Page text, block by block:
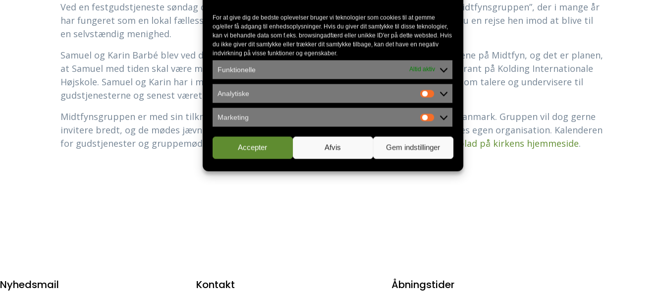
For at give dig de bedste oplevelser bruger vi teknologier som cookies til at gemme
og/eller få adgang til enhedsoplysninger. Hvis du giver dit samtykke til disse teknologier,
kan vi behandle data som f.eks. browsingadfærd eller unikke ID'er på dette websted. Hvis
du ikke giver dit samtykke eller trækker dit samtykke tilbage, kan det have en negativ
indvirkning på visse funktioner og egenskaber.
Funktionelle Altid aktiv
Analytiske
Marketing
Accepter Afvis Gem indstillinger
Ved en festgudstjeneste søndag d. 9. juni blev der indsat tre ægtepar i en formel ledelse af “Midtfynsgruppen”, der i mange år
har fungeret som en lokal fællesskabsgruppe under Jacobskirken i Odense. Gruppen starter nu en rejse hen imod at blive til
en selvstændig menighed.
Samuel og Karin Barbé blev ved denne anledning indsat som lederpar. De føler et kald til at tjene på Midtfyn, og det er planen,
at Samuel med tiden skal være menighedens præst. Han har indledt et forløb som præsteaspirant på Kolding Internationale
Højskole. Samuel og Karin har i mange år tjent i det profetiske team i Jacobskirken, bidraget som talere og undervisere til
gudstjenesterne og senest været med til at forme den nye menighedsledelse i kirken.
Midtfynsgruppen er med sin tilknytning til Jacobskirken i Odense en del af Apostolsk Kirke i Danmark. Gruppen vil dog gerne
invitere bredt, og de mødes jævnligt med andre lokale fællesskaber, som ikke er en del af deres egen organisation. Kalenderen
for gudstjenester og gruppemøder på Midtfyn kan findes i
Jacobskirkens seneste menighedsblad på kirkens hjemmeside.
Nyhedsmail Kontakt Åbningstider